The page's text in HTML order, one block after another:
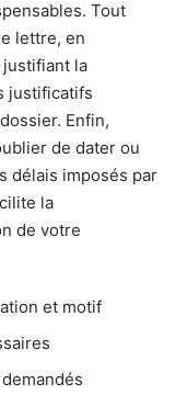
Tout
lettre, en
la
justificatifs
Enfin,
de dater ou
délais imposés par
la
de votre
et motif